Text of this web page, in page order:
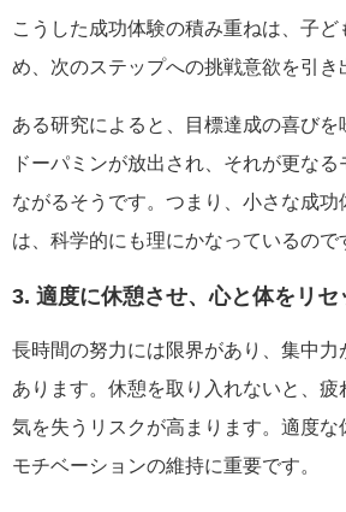
こうした成功体験の積み重ねは、子
め、次のステップへの挑戦意欲を引き
ある研究によると、目標達成の喜びを
ドーパミンが放出され、それが更な
ながるそうです。つまり、小さな成功
は、科学的にも理にかなっているので
3. 適度に休憩させ、心と体をリセ
長時間の努力には限界があり、集中力
あります。休憩を取り入れないと、疲
気を失うリスクが高まります。適度な
モチベーションの維持に重要です。